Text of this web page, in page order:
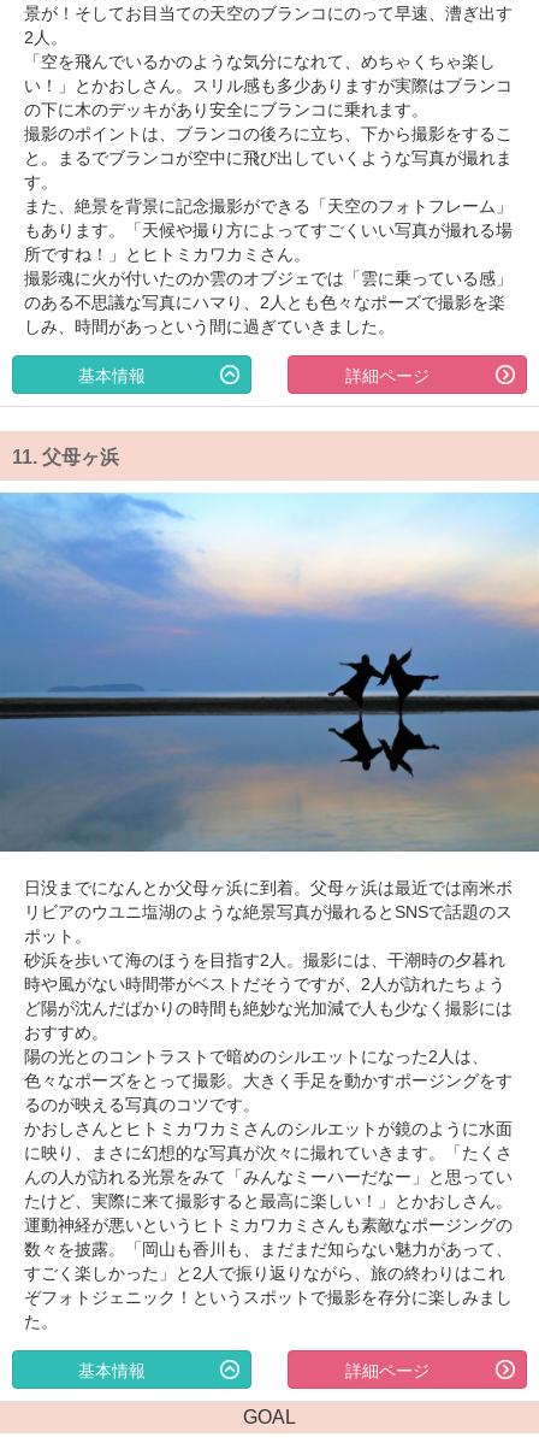
景が！そしてお目当ての天空のブランコにのって早速、漕ぎ出す
2人。
「空を飛んでいるかのような気分になれて、めちゃくちゃ楽し
い！」とかおしさん。スリル感も多少ありますが実際はブランコ
の下に木のデッキがあり安全にブランコに乗れます。
撮影のポイントは、ブランコの後ろに立ち、下から撮影をするこ
と。まるでブランコが空中に飛び出していくような写真が撮れま
す。
また、絶景を背景に記念撮影ができる「天空のフォトフレーム」
もあります。「天候や撮り方によってすごくいい写真が撮れる場
所ですね！」とヒトミカワカミさん。
撮影魂に火が付いたのか雲のオブジェでは「雲に乗っている感」
のある不思議な写真にハマり、2人とも色々なポーズで撮影を楽
しみ、時間があっという間に過ぎていきました。
詳細ページ
基本情報
11. 父母ヶ浜
日没までになんとか父母ヶ浜に到着。父母ヶ浜は最近では南米ボ
リビアのウユニ塩湖のような絶景写真が撮れるとSNSで話題のス
ポット。
砂浜を歩いて海のほうを目指す2人。撮影には、干潮時の夕暮れ
時や風がない時間帯がベストだそうですが、2人が訪れたちょう
ど陽が沈んだばかりの時間も絶妙な光加減で人も少なく撮影には
おすすめ。
陽の光とのコントラストで暗めのシルエットになった2人は、
色々なポーズをとって撮影。大きく手足を動かすポージングをす
るのが映える写真のコツです。
かおしさんとヒトミカワカミさんのシルエットが鏡のように水面
に映り、まさに幻想的な写真が次々に撮れていきます。「たくさ
んの人が訪れる光景をみて「みんなミーハーだなー」と思ってい
たけど、実際に来て撮影すると最高に楽しい！」とかおしさん。
運動神経が悪いというヒトミカワカミさんも素敵なポージングの
数々を披露。「岡山も香川も、まだまだ知らない魅力があって、
すごく楽しかった」と2人で振り返りながら、旅の終わりはこれ
ぞフォトジェニック！というスポットで撮影を存分に楽しみまし
た。
詳細ページ
基本情報
GOAL